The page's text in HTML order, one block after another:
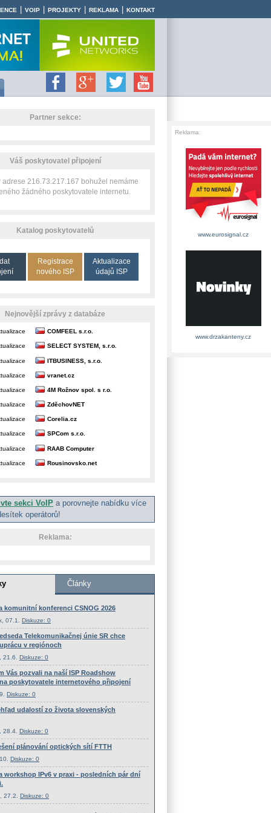
VOIP PROJEKTY REKLAMA KONTAKT
Partner sekce:
Váš poskytovatel připojení
adrese 216.73.217.167 bohužel nemáme
žádného poskytovatele internetu.
Katalog poskytovatelů
Registrace
nového ISP
Aktualizace
údajů ISP
Nejnovější zprávy z databáze
COMFEEL s.r.o.
SELECT SYSTEM, s.r.o.
ITBUSINESS, s.r.o.
vranet.cz
4M Rožnov spol. s r.o.
ZděchovNET
Corelia.cz
SPCom s.r.o.
RAAB Computer
Rousinovsko.net
sekci VoIP a porovnejte nabídku více
operátorů!
Reklama:
Reklama:
www.eurosignal.cz
www.drzakanteny.cz